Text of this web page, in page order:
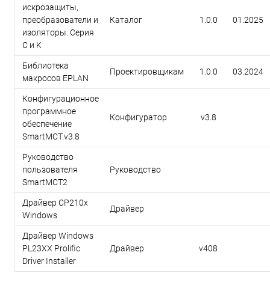
искрозащиты,
преобразователи и
изоляторы. Серия
C и K
Каталог 1.0.0 01.2025
Библиотека
макросов EPLAN
Проектировщикам 1.0.0 03.2024
Конфигурационное
программное
обеспечение
SmartMCT.v3.8
Конфигуратор v3.8
Руководство
пользователя
SmartMCT2
Руководство
Драйвер CP210x
Windows
Драйвер
Драйвер Windows
PL23XX Prolific
Driver Installer
Драйвер v408